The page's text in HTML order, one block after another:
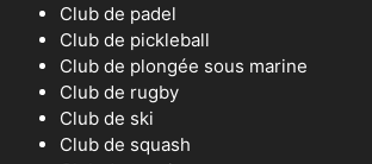
Club de padel
Club de pickleball
Club de plongée sous marine
Club de rugby
Club de ski
Club de squash